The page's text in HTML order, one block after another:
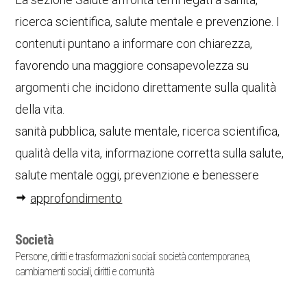
ricerca scientifica, salute mentale e prevenzione. I
contenuti puntano a informare con chiarezza,
favorendo una maggiore consapevolezza su
argomenti che incidono direttamente sulla qualità
della vita.
sanità pubblica, salute mentale, ricerca scientifica,
qualità della vita, informazione corretta sulla salute,
salute mentale oggi, prevenzione e benessere
approfondimento
Società
Persone, diritti e trasformazioni sociali: società contemporanea,
cambiamenti sociali, diritti e comunità